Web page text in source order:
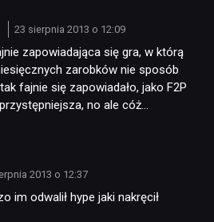
23 sierpnia 2013 o 12:09
zapowiadająca się gra, w którą
zarobków nie sposób
fajnie się zapowiadało, jako F2P
no ale cóż…
2013 o 12:37
im odwalił hype jaki nakręcił